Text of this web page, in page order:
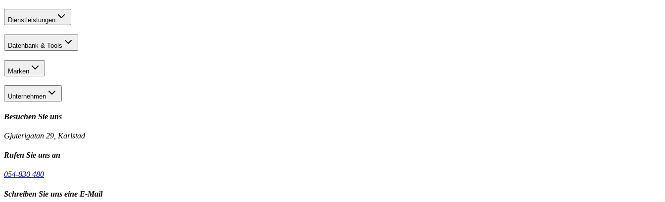
Dienstleistungen
Datenbank & Tools
Marken
Unternehmen
Besuchen Sie uns
Gjuterigatan 29, Karlstad
Rufen Sie uns an
054-830 480
Schreiben Sie uns eine E-Mail